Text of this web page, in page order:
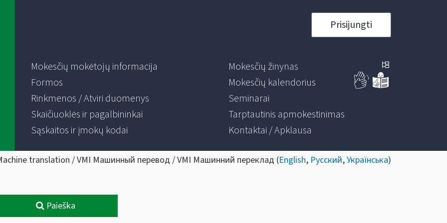
Prisijungti
Mokesčių mokėtojų informacija
Formos
Rinkmenos / Atviri duomenys
Skaičiuoklės ir pagalbininkai
Sąskaitos ir įmokų kodai
Mokesčių žinynas
Mokesčių kalendorius
Seminarai
Tarptautinis apmokestinimas
Kontaktai / Apklausa
translation / VMI Машинный перевод / VMI Машинний переклад (English, Русский,Українська)
Paieška